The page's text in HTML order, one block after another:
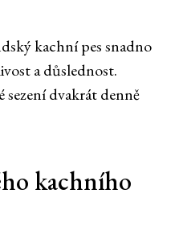
kachní pes snadno
a důslednost.
dvakrát denně
kachního